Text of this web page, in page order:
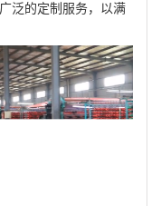
泛的定制服务，以满